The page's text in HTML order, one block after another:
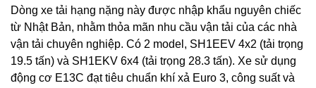
Dòng xe tải hạng nặng này được nhập khẩu nguyên chiếc
từ Nhật Bản, nhằm thỏa mãn nhu cầu vận tải của các nhà
vận tải chuyên nghiệp. Có 2 model, SH1EEV 4x2 (tải trọng
19.5 tấn) và SH1EKV 6x4 (tải trọng 28.3 tấn). Xe sử dụng
động cơ E13C đạt tiêu chuẩn khí xả Euro 3, công suất và